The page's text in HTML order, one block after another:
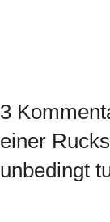
3
einer
unbedingt